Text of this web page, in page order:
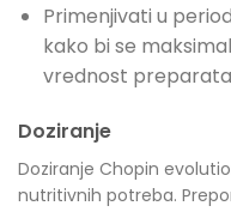
Primenjivati u
kako bi se
vrednost
Doziranje
Doziranje Chopin
nutritivnih potreba.